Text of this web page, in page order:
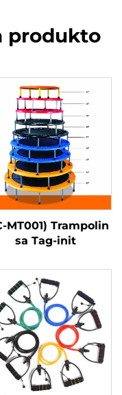
produkto
MT001) Trampolin
sa Tag-init